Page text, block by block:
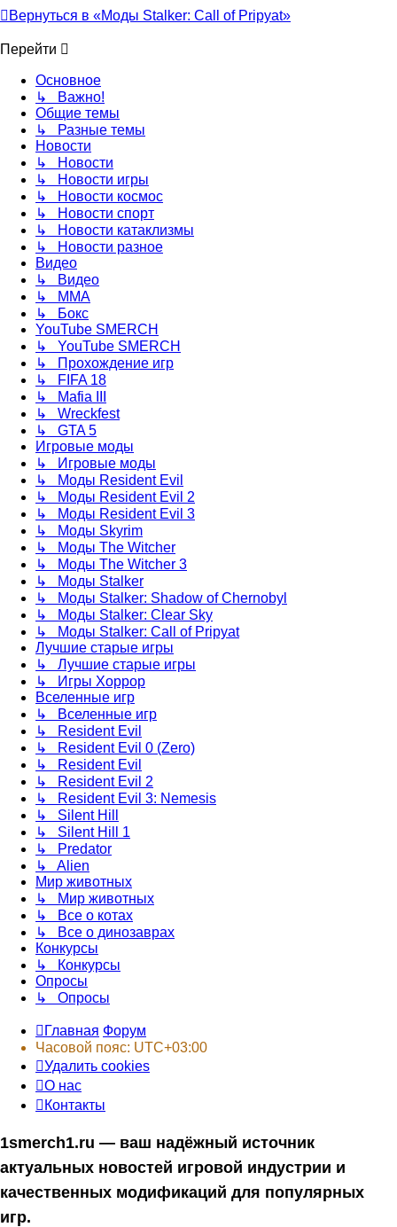
Вернуться в «Моды Stalker: Call of Pripyat»
Перейти
Основное
↳ Важно!
Общие темы
↳ Разные темы
Новости
↳ Новости
↳ Новости игры
↳ Новости космос
↳ Новости спорт
↳ Новости катаклизмы
↳ Новости разное
Видео
↳ Видео
↳ ММА
↳ Бокс
YouTube SMERCH
↳ YouTube SMERCH
↳ Прохождение игр
↳ FIFA 18
↳ Mafia III
↳ Wreckfest
↳ GTA 5
Игровые моды
↳ Игровые моды
↳ Моды Resident Evil
↳ Моды Resident Evil 2
↳ Моды Resident Evil 3
↳ Моды Skyrim
↳ Моды The Witcher
↳ Моды The Witcher 3
↳ Моды Stalker
↳ Моды Stalker: Shadow of Chernobyl
↳ Моды Stalker: Clear Sky
↳ Моды Stalker: Call of Pripyat
Лучшие старые игры
↳ Лучшие старые игры
↳ Игры Хоррор
Вселенные игр
↳ Вселенные игр
↳ Resident Evil
↳ Resident Evil 0 (Zero)
↳ Resident Evil
↳ Resident Evil 2
↳ Resident Evil 3: Nemesis
↳ Silent Hill
↳ Silent Hill 1
↳ Predator
↳ Alien
Мир животных
↳ Мир животных
↳ Все о котах
↳ Все о динозаврах
Конкурсы
↳ Конкурсы
Опросы
↳ Опросы
Главная Форум
Часовой пояс: UTC+03:00
Удалить cookies
О нас
Контакты
1smerch1.ru — ваш надёжный источник
актуальных новостей игровой индустрии и
качественных модификаций для популярных
игр.